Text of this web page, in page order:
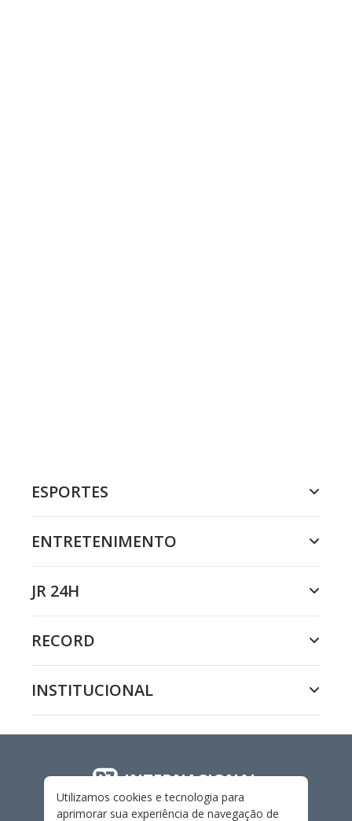
ESPORTES
ENTRETENIMENTO
JR 24H
RECORD
INSTITUCIONAL
INTERNACIONAL
Utilizamos cookies e tecnologia para
aprimorar sua experiência de navegação de